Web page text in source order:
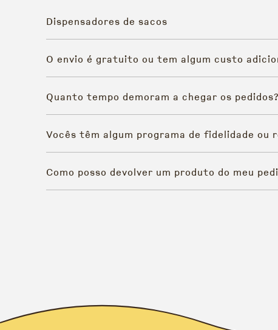
Dispensadores de sacos
O envio é gratuito ou tem algum custo
Quanto tempo demoram a chegar os pedidos?
Vocês têm algum programa de fidelidade
Como posso devolver um produto do meu